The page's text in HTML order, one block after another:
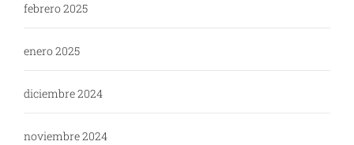
febrero 2025
enero 2025
diciembre 2024
noviembre 2024